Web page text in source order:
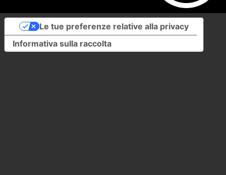
Informativa sulla raccolta
Le tue preferenze relative alla privacy